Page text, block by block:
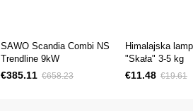
SAWO Scandia Combi NS
Trendline 9kW
€385.11 €658.23
Himalajska
"Skała" 3-5 kg
€11.48 €19.61